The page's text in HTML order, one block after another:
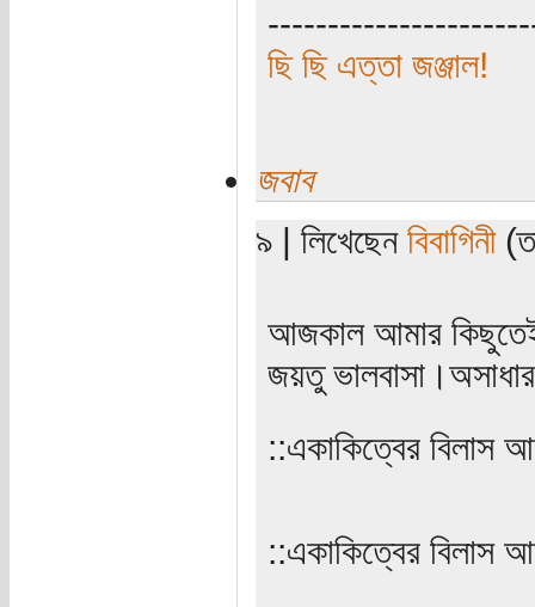
ছি ছি এত্তা জঞ্জাল!
জবাব
৯ | লিখেছেন বিবাগিনী
আজকাল আমার
জয়তু
‌‌::একাকিত্বের বিলাস
‌‌::একাকিত্বের বিলাস